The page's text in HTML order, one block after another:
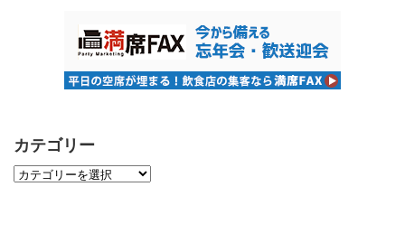
カテゴリー